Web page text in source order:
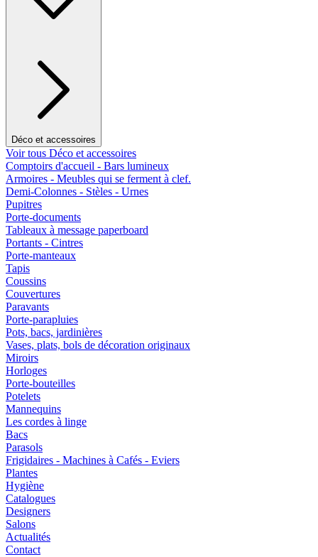
Déco et accessoires
Voir tous Déco et accessoires
Comptoirs d'accueil - Bars lumineux
Armoires - Meubles qui se ferment à clef.
Demi-Colonnes - Stèles - Urnes
Pupitres
Porte-documents
Tableaux à message paperboard
Portants - Cintres
Porte-manteaux
Tapis
Coussins
Couvertures
Paravants
Porte-parapluies
Pots, bacs, jardinières
Vases, plats, bols de décoration originaux
Miroirs
Horloges
Porte-bouteilles
Potelets
Mannequins
Les cordes à linge
Bacs
Parasols
Frigidaires - Machines à Cafés - Eviers
Plantes
Hygiène
Catalogues
Designers
Salons
Actualités
Contact